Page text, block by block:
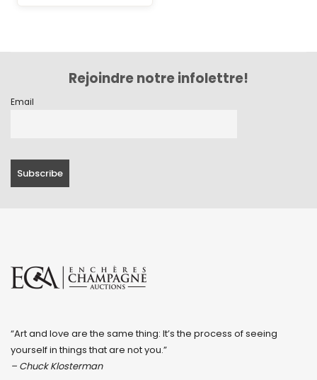
Rejoindre notre infolettre!
Email
“Art and love are the same thing: It’s the process of seeing
yourself in things that are not you.”
– Chuck Klosterman